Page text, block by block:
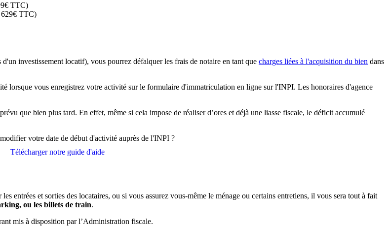
TTC)
629€ TTC)
investissement locatif), vous pourrez défalquer les frais de notaire en tant que charges liées à l'acquisition du bien dans
lorsque vous enregistrez votre activité sur le formulaire d'immatriculation en ligne sur l'INPI. Les honoraires d'agence
que bien plus tard. En effet, même si cela impose de réaliser d’ores et déjà une liasse fiscale, le déficit accumulé
votre date de début d'activité auprès de l'INPI ?
Télécharger notre guide d'aide
entrées et sorties des locataires, ou si vous assurez vous-même le ménage ou certains entretiens, il vous sera tout à fait
ou les billets de train.
mis à disposition par l’Administration fiscale.